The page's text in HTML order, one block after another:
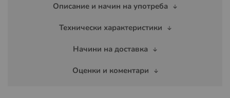
Описание и начин на употреба
Технически характеристики
Начини на доставка
Оценки и коментари